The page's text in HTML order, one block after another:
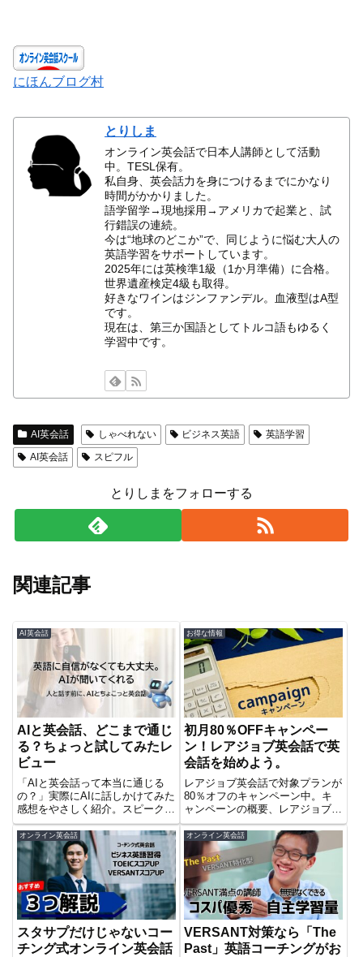
にほんブログ村
とりしま
オンライン英会話で日本人講師として活動
中。TESL保有。
私自身、英会話力を身につけるまでにかなり
時間がかかりました。
語学留学→現地採用→アメリカで起業と、試
行錯誤の連続。
今は“地球のどこか”で、同じように悩む大人の
英語学習をサポートしています。
2025年には英検準1級（1か月準備）に合格。
世界遺産検定4級も取得。
好きなワインはジンファンデル。血液型はA型
です。
現在は、第三か国語としてトルコ語もゆるく
学習中です。
AI英会話 しゃべれない ビジネス英語
英語学習
AI英会話
スピフル
とりしまをフォローする
関連記事
AI英会話
AIと英会話、どこまで通じ
る？ちょっと試してみたレ
ビュー
「AIと英会話って本当に通じる
の？」実際にAIに話しかけてみた
感想をやさしく紹介。スピークバ
ディなどおすすめアプリも掲載。
お得な情報
初月80％OFFキャンペー
ン！レアジョブ英会話で英
会話を始めよう。
レアジョブ英会話で対象プランが
80％オフのキャンペーン中。キ
ャンペーンの概要、レアジョブの
始め方などを解説しています。人
気の毎日25分プランとネイティ
ブパスを合わせても1万円を切る
のでとてもおトクです。
オンライン英会話
スタサプだけじゃないコー
チング式オンライン英会話
オンライン英会話
VERSANT対策なら「The
Past」英語コーチングがお